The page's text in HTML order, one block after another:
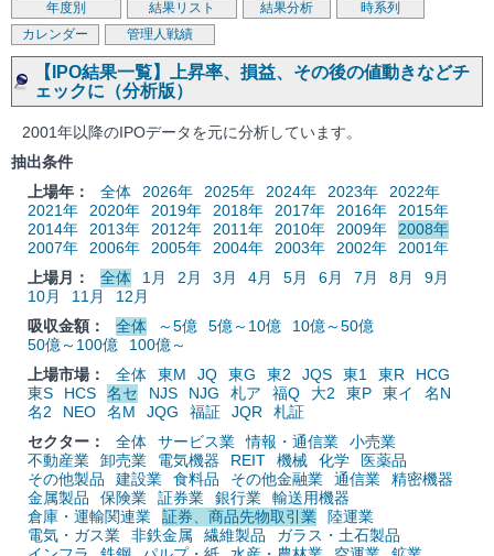
年度別
結果リスト 結果分析
時系列
カレンダー
管理人戦績
【IPO結果一覧】上昇率、損益、その後の値動きなどチ
ェックに（分析版）
2001年以降のIPOデータを元に分析しています。
抽出条件
上場年：
全体 2026年 2025年 2024年 2023年
2022年
2021年
2020年 2019年 2018年 2017年 2016年
2015年
2014年
2013年 2012年 2011年 2010年 2009年
2008年
2007年
2006年 2005年 2004年 2003年 2002年
2001年
上場月：
全体 1月 2月 3月 4月 5月 6月 7月 8月
9月
10月
11月
12月
吸収金額：
全体 ～5億 5億～10億
10億～50億
50億～100億
100億～
上場市場：
全体 東M JQ 東G 東2 JQS 東1 東R
HCG
東S
HCS 名セ NJS NJG 札ア 福Q 大2 東P 東イ
名N
名2
NEO 名M JQG 福証 JQR
札証
セクター：
全体 サービス業 情報・通信業
小売業
不動産業
卸売業 電気機器 REIT 機械 化学
医薬品
その他製品
建設業 食料品 その他金融業 通信業
精密機器
金属製品
保険業 証券業 銀行業
輸送用機器
倉庫・運輸関連業
証券、商品先物取引業
陸運業
電気・ガス業
非鉄金属 繊維製品
ガラス・土石製品